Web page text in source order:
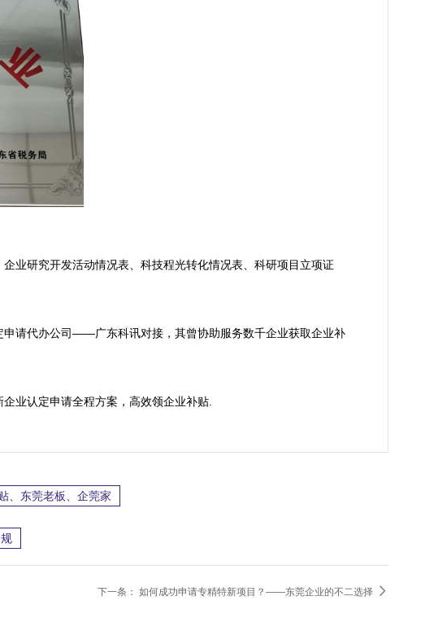
业研究开发活动情况表、科技程光转化情况表、科研项目立项证
申请代办公司——广东科讯对接，其曾协助服务数千企业获取企业补
业认定申请全程方案，高效领企业补贴.
、东莞老板、企莞家
下一条： 如何成功申请专精特新项目？——东莞企业的不二选择 